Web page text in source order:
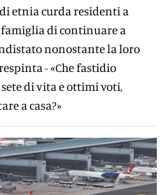
etnia curda residenti a
di continuare a
nonostante la loro
- «Che fastidio
di vita e ottimi voti,
a casa?»